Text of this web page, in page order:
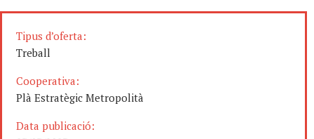
Tipus d’oferta:
Treball
Cooperativa:
Plà Estratègic Metropolità
Data publicació: